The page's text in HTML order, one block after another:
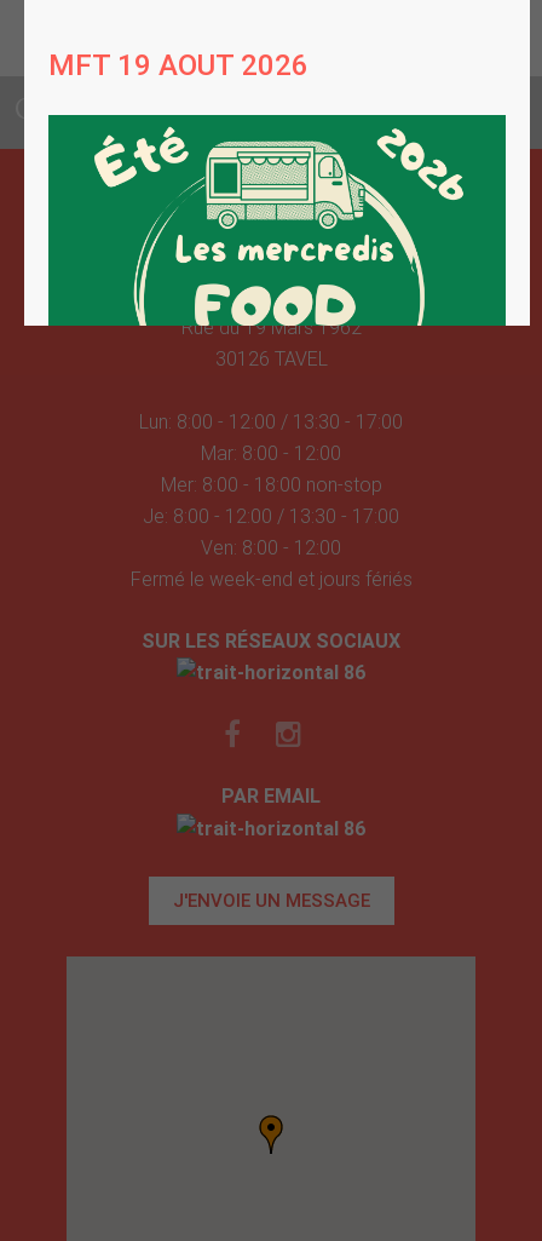
CONTACTEZ VOTRE MAIRIE
SUR PLACE
Mairie de Tavel
Rue du 19 Mars 1962
30126 TAVEL
Lun: 8:00 - 12:00 / 13:30 - 17:00
Mar: 8:00 - 12:00
Mer: 8:00 - 18:00 non-stop
Je: 8:00 - 12:00 / 13:30 - 17:00
Ven: 8:00 - 12:00
Fermé le week-end et jours fériés
SUR LES RÉSEAUX SOCIAUX
PAR EMAIL
J'ENVOIE UN MESSAGE